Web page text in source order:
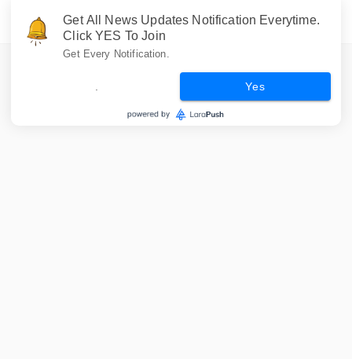
Get All News Updates Notification Everytime.
Click YES To Join
Get Every Notification.
Yes